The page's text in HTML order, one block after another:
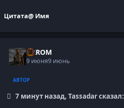
Цитата@ Имя
ARROM
9 июня9 июнь
АВТОР
7 минут назад, Tassadar сказал: